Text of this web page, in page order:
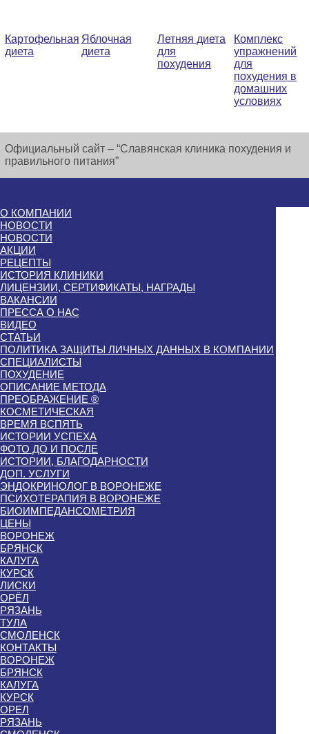
Картофельная
диета
Яблочная
диета
Летняя диета
для
похудения
Комплекс
упражнений
для
похудения в
домашних
условиях
Официальный сайт – “Славянская клиника похудения и
правильного питания”
О КОМПАНИИ
НОВОСТИ
НОВОСТИ
АКЦИИ
РЕЦЕПТЫ
ИСТОРИЯ КЛИНИКИ
ЛИЦЕНЗИИ, СЕРТИФИКАТЫ, НАГРАДЫ
ВАКАНСИИ
ПРЕССА О НАС
ВИДЕО
СТАТЬИ
ПОЛИТИКА ЗАЩИТЫ ЛИЧНЫХ ДАННЫХ В КОМПАНИИ
СПЕЦИАЛИСТЫ
ПОХУДЕНИЕ
ОПИСАНИЕ МЕТОДА
ПРЕОБРАЖЕНИЕ ®
КОСМЕТИЧЕСКАЯ
ВРЕМЯ ВСПЯТЬ
ИСТОРИИ УСПЕХА
ФОТО ДО И ПОСЛЕ
ИСТОРИИ, БЛАГОДАРНОСТИ
ДОП. УСЛУГИ
ЭНДОКРИНОЛОГ В ВОРОНЕЖЕ
ПСИХОТЕРАПИЯ В ВОРОНЕЖЕ
БИОИМПЕДАНСОМЕТРИЯ
ЦЕНЫ
ВОРОНЕЖ
БРЯНСК
КАЛУГА
КУРСК
ЛИСКИ
ОРЁЛ
РЯЗАНЬ
ТУЛА
СМОЛЕНСК
КОНТАКТЫ
ВОРОНЕЖ
БРЯНСК
КАЛУГА
КУРСК
ОРЕЛ
РЯЗАНЬ